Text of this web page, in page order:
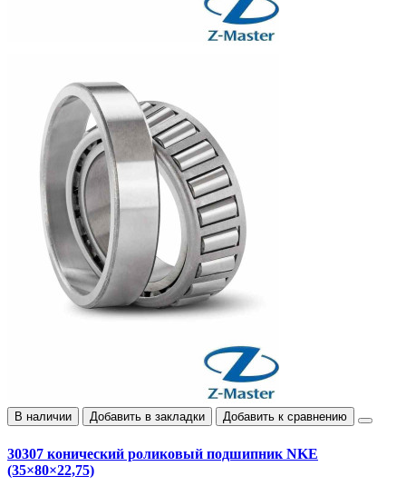
В наличии Добавить в закладки Добавить к сравнению
30307 конический роликовый подшипник NKE
(35×80×22,75)